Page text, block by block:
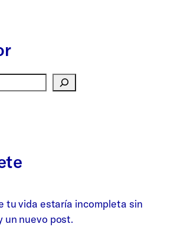
tu vida estaría incompleta sin
un nuevo post.